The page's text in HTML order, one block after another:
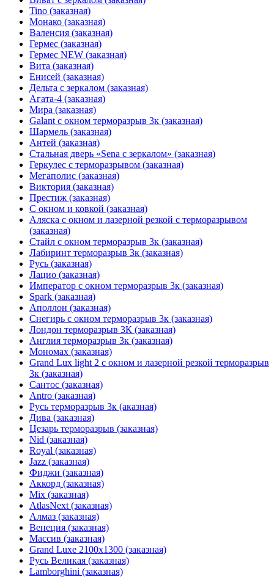
Tino (заказная)
Монако (заказная)
Валенсия (заказная)
Гермес (заказная)
Гермес NEW (заказная)
Вита (заказная)
Енисей (заказная)
Дельта с зеркалом (заказная)
Агата-4 (заказная)
Мира (заказная)
Galant с окном терморазрыв 3к (заказная)
Шармель (заказная)
Антей (заказная)
Стальная дверь «Sena с зеркалом» (заказная)
Геркулес с терморазрывом (заказная)
Мегаполис (заказная)
Виктория (заказная)
Престиж (заказная)
С окном и ковкой (заказная)
Аляска с окном и лазерной резкой с терморазрывом
(заказная)
Стайл с окном терморазрыв 3к (заказная)
Лабиринт терморазрыв 3к (заказная)
Русь (заказная)
Лацио (заказная)
Император с окном терморазрыв 3к (заказная)
Spark (заказная)
Аполлон (заказная)
Снегирь с окном терморазрыв 3к (заказная)
Лондон терморазрыв 3К (заказная)
Англия терморазрыв 3к (заказная)
Мономах (заказная)
Grand Lux light 2 с окном и лазерной резкой терморазрыв
3к (заказная)
Сантос (заказная)
Antro (заказная)
Русь терморазрыв 3к (аказная)
Дива (заказная)
Цезарь терморазрыв (заказная)
Nid (заказная)
Royal (заказная)
Jazz (заказная)
Фиджи (заказная)
Аккорд (заказная)
Mix (заказная)
AtlasNext (заказная)
Алмаз (заказная)
Венеция (заказная)
Массив (заказная)
Grand Luxe 2100х1300 (заказная)
Русь Великая (заказная)
Lamborghini (заказная)